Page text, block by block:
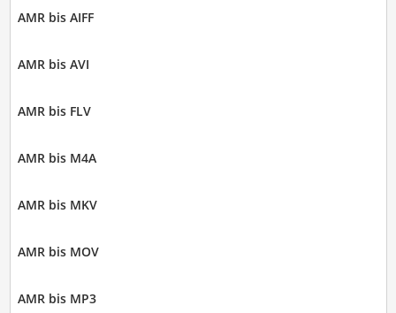
AMR bis AIFF
AMR bis AVI
AMR bis FLV
AMR bis M4A
AMR bis MKV
AMR bis MOV
AMR bis MP3